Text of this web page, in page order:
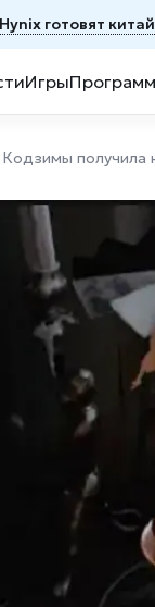
готовят
Игры
получила